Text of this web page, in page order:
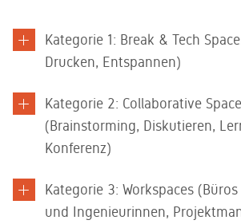
Kategorie 1: Break & Tech
Drucken, Entspannen)
Kategorie 2: Collaborative
(Brainstorming, Diskutieren,
Konferenz)
Kategorie 3: Workspaces
und Ingenieurinnen,